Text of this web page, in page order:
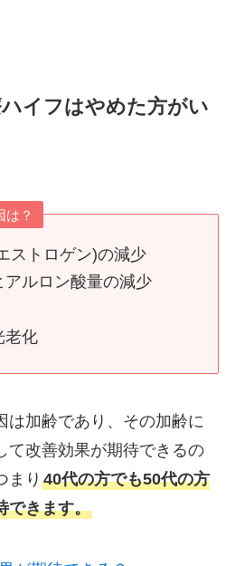
イフはやめた方がい
は？
ストロゲン)の減少
アルロン酸量の減少
老化
は加齢であり、その加齢に
て改善効果が期待できるの
まり 40代の方でも50代の方
できます。